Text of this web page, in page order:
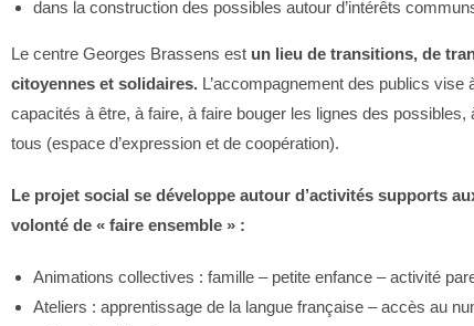
dans la construction des possibles autour d’intérêts
Le centre Georges Brassens est un lieu de transitions, de
citoyennes et solidaires. L’accompagnement des publics
capacités à être, à faire, à faire bouger les lignes des
tous (espace d’expression et de coopération).
Le projet social se développe autour d’activités supports
volonté de « faire ensemble » :
Animations collectives : famille – petite enfance – activité
Ateliers : apprentissage de la langue française – accès au